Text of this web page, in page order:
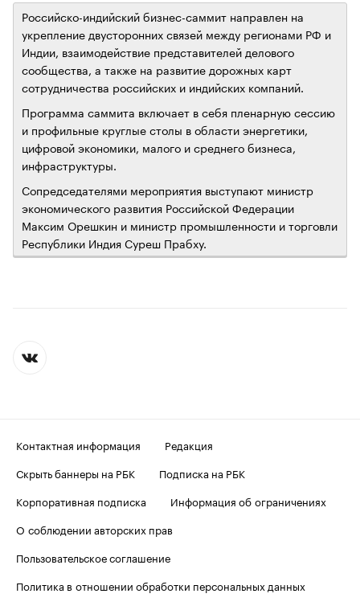
Российско-индийский бизнес-саммит направлен на
укрепление двусторонних связей между регионами РФ и
Индии, взаимодействие представителей делового
сообщества, а также на развитие дорожных карт
сотрудничества российских и индийских компаний.
Программа саммита включает в себя пленарную сессию
и профильные круглые столы в области энергетики,
цифровой экономики, малого и среднего бизнеса,
инфраструктуры.
Сопредседателями мероприятия выступают министр
экономического развития Российской Федерации
Максим Орешкин и министр промышленности и торговли
Республики Индия Суреш Прабху.
Контактная информация
Редакция
Скрыть баннеры на РБК
Подписка на РБК
Корпоративная подписка
Информация об ограничениях
О соблюдении авторских прав
Пользовательское соглашение
Политика в отношении обработки персональных данных